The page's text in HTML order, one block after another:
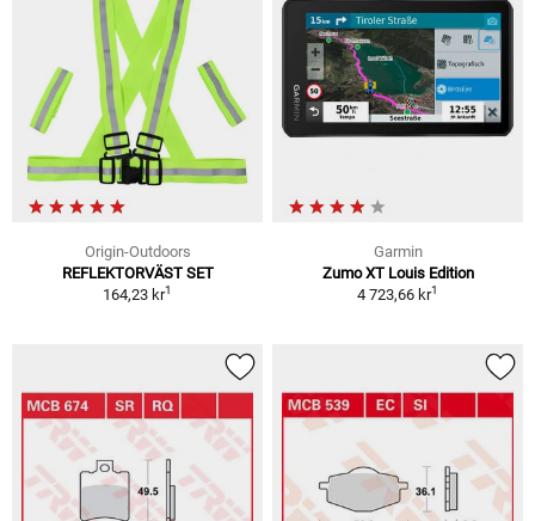
Origin-Outdoors
REFLEKTORVÄST SET
164,23 kr1
Garmin
Zumo XT Louis Edition
4 723,66 kr1